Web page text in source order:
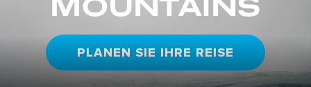
PLANEN SIE IHRE REISE